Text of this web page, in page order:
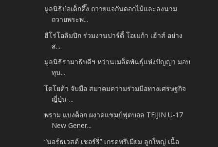
มูลนิธิป่อเต็กตึ๊ง ถวายแจกันดอกไม้และลงนาม
ถวายพระพ...
ฮีโร่โอลิมปิก ร่วมงานปาร์ตี้ โอเมก้า เฮ้าส์ อย่าง
ส...
มูลนิธิรามาธิบดีฯ หว่านเมล็ดพันธุ์แห่งปัญญา มอบ
ทุน...
โตโยต้า จับมือ สมาคมความร่วมมือทางเศรษฐกิจ
ญี่ปุ่น-...
พราม แบงค็อก ผงาดแชมป์ฟุตบอล TEIJIN U-17
New Gener...
“นอร์ธเวสต์ เชอร์รี่” เกรดพรีเมียม ลูกใหญ่ เนื้อ